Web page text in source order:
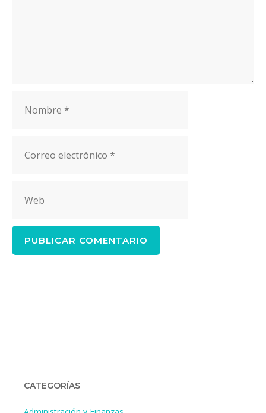
electrónico
CATEGORÍAS